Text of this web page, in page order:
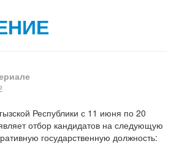
Республики с 11 июня по 20
отбор кандидатов на следующую
государственную должность: